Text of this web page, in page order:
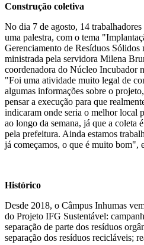
Construção coletiva
No dia 7 de agosto, 14
uma palestra, com o tema
Gerenciamento de Resíduos
ministrada pela servidora Milena
coordenadora do Núcleo Incubador
"Foi uma atividade muito legal de
algumas informações sobre o
pensar a execução para que
indicaram onde seria o melhor local
ao longo da semana, já que a coleta
pela prefeitura. Ainda estamos
já começamos, o que é muito bom",
Histórico
Desde 2018, o Câmpus Inhumas
do Projeto IFG Sustentável:
separação de parte dos resíduos
separação dos resíduos recicláveis;